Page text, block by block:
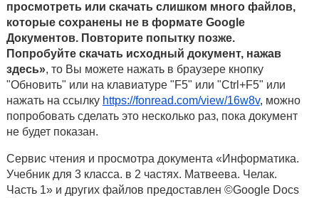
просмотреть или скачать слишком много файлов,
которые сохранены не в формате Google
Документов. Повторите попытку позже.
Попробуйте скачать исходный документ, нажав
здесь», то Вы можете нажать в браузере кнопку
"Обновить" или на клавиатуре "F5" или "Ctrl+F5" или
нажать на ссылку https://fonread.com/view/16w8v, можно
попробовать сделать это несколько раз, пока документ
не будет показан.
Сервис чтения и просмотра документа «Информатика.
Учебник для 3 класса. в 2 частях. Матвеева. Челак.
Часть 1» и других файлов предоставлен ©Google Docs